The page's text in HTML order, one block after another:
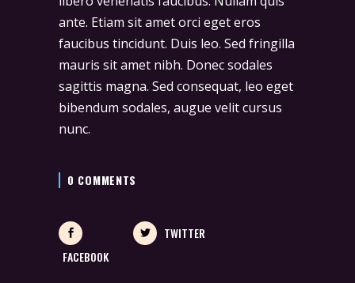
ante. Etiam sit amet orci eget eros
faucibus tincidunt. Duis leo. Sed fringilla
mauris sit amet nibh. Donec sodales
sagittis magna. Sed consequat, leo eget
bibendum sodales, augue velit cursus
nunc.
0 COMMENTS
FACEBOOK
TWITTER